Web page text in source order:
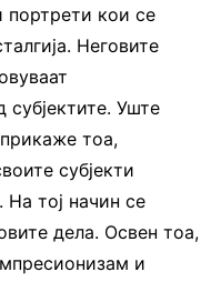
портрети кои се
Неговите
субјектите. Уште
тоа,
субјекти
На тој начин се
дела. Освен тоа,
и